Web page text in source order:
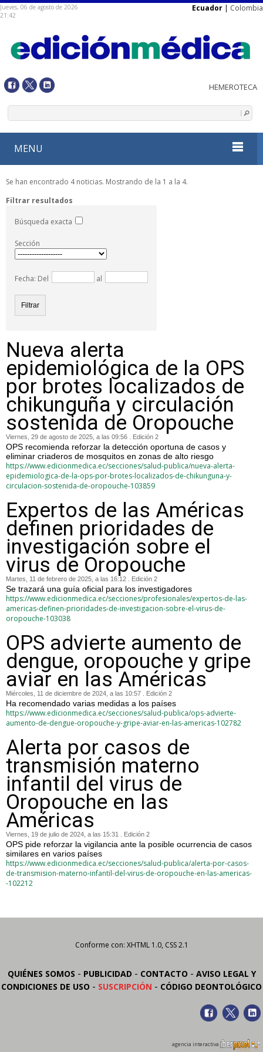
Jueves, 06 de agosto de 2026
21:42
Ecuador | Colombia
MENU
Se han encontrado 4 noticias. Mostrando de la 1 a la 4.
Filtrar resultados
Búsqueda exacta
Sección
Fecha: Del al
Nueva alerta
epidemiológica de la OPS
por brotes localizados de
chikunguña y circulación
sostenida de Oropouche
Viernes, 29 de agosto de 2025, a las 09:56 . Edición 2
OPS recomienda reforzar la detección oportuna de casos y
eliminar criaderos de mosquitos en zonas de alto riesgo
https://www.edicionmedica.ec/secciones/salud-publica/nueva-alerta-
epidemiologica-de-la-ops-por-brotes-localizados-de-chikunguna-y-
circulacion-sostenida-de-oropouche-103859
Expertos de las Américas
definen prioridades de
investigación sobre el
virus de Oropouche
Martes, 11 de febrero de 2025, a las 16:12 . Edición 2
Se trazará una guía oficial para los investigadores
https://www.edicionmedica.ec/secciones/profesionales/expertos-de-las-
americas-definen-prioridades-de-investigacion-sobre-el-virus-de-
oropouche-103038
OPS advierte aumento de
dengue, oropouche y gripe
aviar en las Américas
Miércoles, 11 de diciembre de 2024, a las 10:57 . Edición 2
Ha recomendado varias medidas a los países
https://www.edicionmedica.ec/secciones/salud-publica/ops-advierte-
aumento-de-dengue-oropouche-y-gripe-aviar-en-las-americas-102782
Alerta por casos de
transmisión materno
infantil del virus de
Oropouche en las
Américas
Viernes, 19 de julio de 2024, a las 15:31 . Edición 2
OPS pide reforzar la vigilancia ante la posible ocurrencia de casos
similares en varios países
https://www.edicionmedica.ec/secciones/salud-publica/alerta-por-casos-
de-transmision-materno-infantil-del-virus-de-oropouche-en-las-americas-
-102212
Conforme con: XHTML 1.0, CSS 2.1
QUIÉNES SOMOS - PUBLICIDAD - CONTACTO - AVISO LEGAL Y
CONDICIONES DE USO - SUSCRIPCIÓN - CÓDIGO DEONTOLÓGICO
agencia interactiva